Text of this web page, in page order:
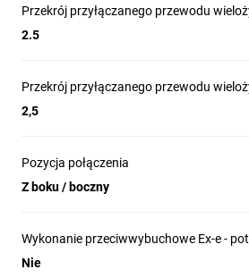
Przekrój przyłączanego przewodu
2.5
Przekrój przyłączanego przewodu
2,5
Pozycja połączenia
Z boku / boczny
Wykonanie przeciwwybuchowe Ex-e -
Nie